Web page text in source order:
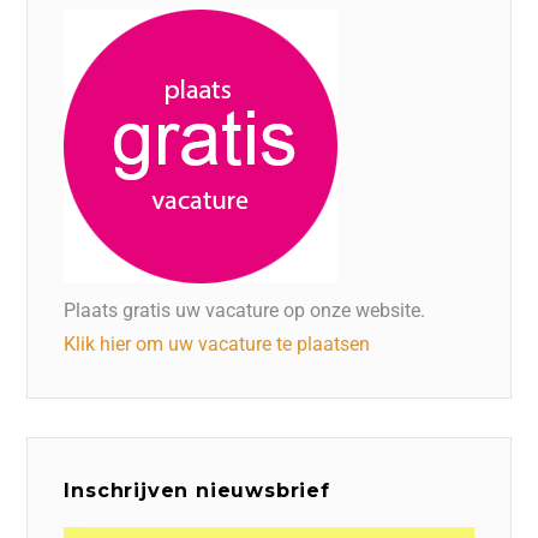
Plaats gratis uw vacature op onze website.
Klik hier om uw vacature te plaatsen
Inschrijven nieuwsbrief